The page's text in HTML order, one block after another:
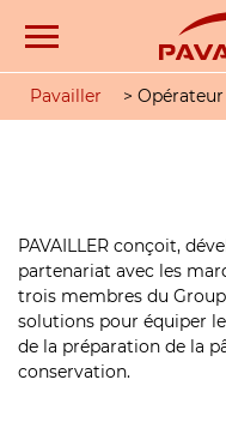
Pavailler > Opérateur
PAVAILLER conçoit,
partenariat avec les
trois membres du
solutions pour équiper
de la préparation de la
conservation.